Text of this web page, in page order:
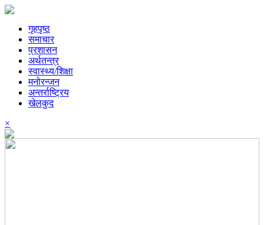
गृहपृष्ठ
समाचार
प्रशासन
अर्थतन्त्र
स्वास्थ्य/शिक्षा
मनोरन्जन
अन्तर्राष्ट्रिय
खेलकुद
×